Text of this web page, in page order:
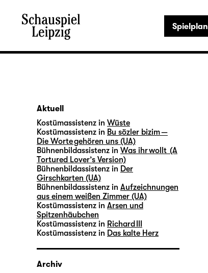
Spielplan
Aktuell
Kostümassistenz in Wüste
Kostümassistenz in Bu sözler bizim —
Die Worte gehören uns (UA)
Bühnenbildassistenz in Was ihr wollt (A
Tortured Lover’s Version)
Bühnenbildassistenz in Der
Girschkarten (UA)
Bühnenbildassistenz in Aufzeichnungen
aus einem weißen Zimmer (UA)
Kostümassistenz in Arsen und
Spitzenhäubchen
Kostümassistenz in Richard III
Kostümassistenz in Das kalte Herz
Archiv